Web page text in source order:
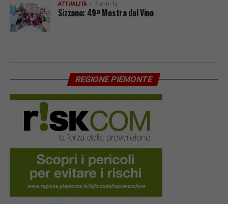
ATTUALITÀ 7 anni fa
Sizzano: 49ª Mostra del Vino
REGIONE PIEMONTE